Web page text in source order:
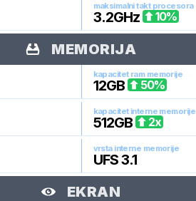
maksimalni takt procesora
3.2GHz 10%
MEMORIJA
kapacitet ram memorije
12GB 50%
kapacitet interne memorije
512GB 2x
vrsta interne memorije
UFS 3.1
EKRAN